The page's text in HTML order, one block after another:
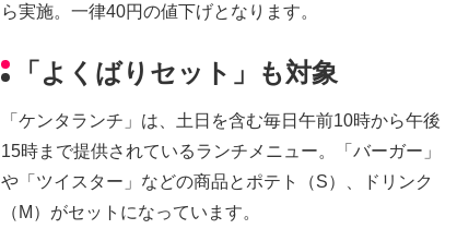
ら実施。一律40円の値下げとなります。
「よくばりセット」も対象
「ケンタランチ」は、土日を含む毎日午前10時から午後
15時まで提供されているランチメニュー。「バーガー」
や「ツイスター」などの商品とポテト（S）、ドリンク
（M）がセットになっています。